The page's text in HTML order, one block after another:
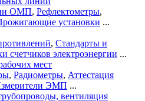
ОМП, Рефлектометры,
установки ...
, Стандарты и
счетчиков электроэнергии ...
мест
, Радиометры, Аттестация
ЭМП ...
вентиляция